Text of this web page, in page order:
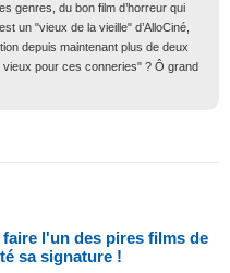
genres, du bon film d’horreur qui
un "vieux de la vieille" d’AlloCiné,
depuis maintenant plus de deux
pour ces conneries" ? Ô grand
faire l'un des pires films de
sa signature !